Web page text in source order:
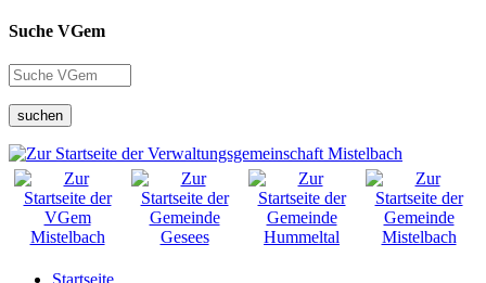
Suche VGem
suchen
Startseite